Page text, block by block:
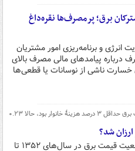
برق؛ پرمصرف‌ها نقره‌داغ
انرژی و برنامه‌ریزی امور مشتریان
درباره پیامدهای مالی مصرف بالای
خسارت ناشی از نوسانات یا قطعی‌ها
در دهۀ ۵۰ قیمت برق حداقل ۳ درصد هزینۀ خانوار بود، حالا ۰.۲۳
نگاهی به وضعیت قیمت برق در سال‌های ۱۳۵۲ تا